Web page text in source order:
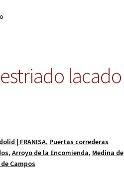
lacado
| FRANISA, Puertas correderas
, Arroyo de la Encomienda, Medina de
Campos